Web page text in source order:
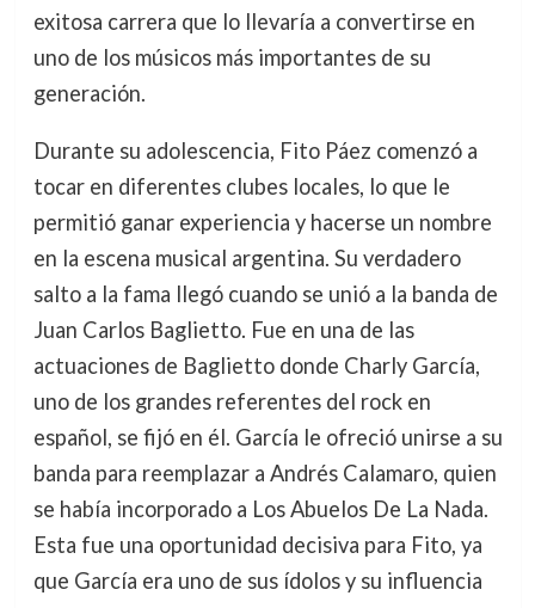
exitosa carrera que lo llevaría a convertirse en
uno de los músicos más importantes de su
generación.
Durante su adolescencia, Fito Páez comenzó a
tocar en diferentes clubes locales, lo que le
permitió ganar experiencia y hacerse un nombre
en la escena musical argentina. Su verdadero
salto a la fama llegó cuando se unió a la banda de
Juan Carlos Baglietto. Fue en una de las
actuaciones de Baglietto donde Charly García,
uno de los grandes referentes del rock en
español, se fijó en él. García le ofreció unirse a su
banda para reemplazar a Andrés Calamaro, quien
se había incorporado a Los Abuelos De La Nada.
Esta fue una oportunidad decisiva para Fito, ya
que García era uno de sus ídolos y su influencia